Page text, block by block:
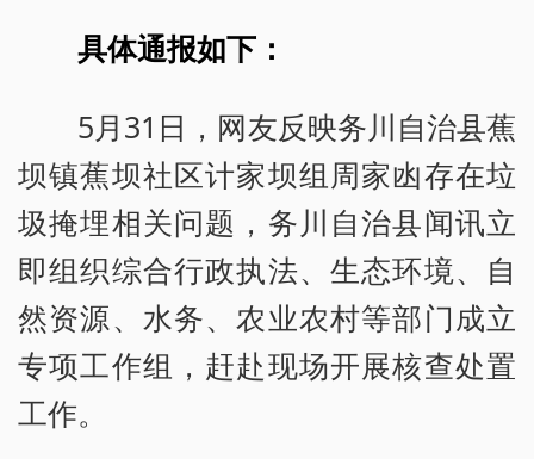
具体通报如下：
5月31日，网友反映务川自治县蕉
坝镇蕉坝社区计家坝组周家凼存在垃
圾掩埋相关问题，务川自治县闻讯立
即组织综合行政执法、生态环境、自
然资源、水务、农业农村等部门成立
专项工作组，赶赴现场开展核查处置
工作。